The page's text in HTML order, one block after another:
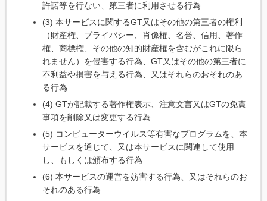
許諾等を行ない、第三者に利用させる行為
(3) 本サービスに関するGT又はその他の第三者の権利
（財産権、プライバシー、肖像権、名誉、信用、著作
権、商標権、その他の知的財産権を含むがこれに限ら
れません）を侵害する行為、GT又はその他の第三者に
不利益や損害を与える行為、又はそれらのおそれのあ
る行為
(4) GTが記載する著作権表示、注意文言又はGTの免責
事項を削除又は変更する行為
(5) コンピューターウイルス等有害なプログラムを、本
サービスを通じて、又は本サービスに関連して使用
し、もしくは頒布する行為
(6) 本サービスの運営を妨害する行為、又はそれらのお
それのある行為